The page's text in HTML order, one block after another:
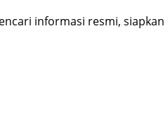
informasi resmi, siapkan